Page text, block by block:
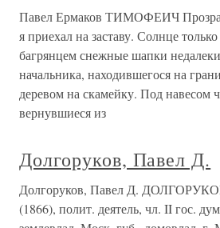
Павел Ермаков ТИМОФЕИЧ
я приехал на заставу. Солнце
багрянцем снежные шапки
начальника, находившегося на
деревом на скамейку. Под навесом
вернувшиеся из
Долгоруков, Павел Д.
Долгоруков, Павел Д.
(1866), полит. деятель, чл. II гос.